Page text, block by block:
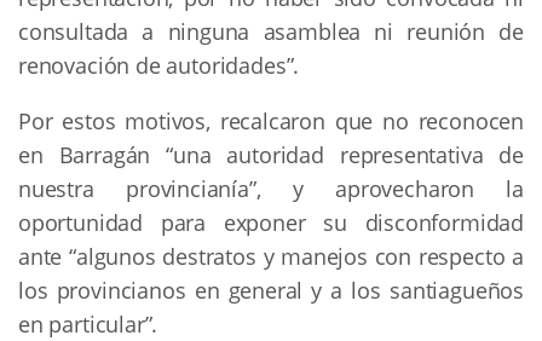
consultada a ninguna asamblea ni reunión de
renovación de autoridades”.
Por estos motivos, recalcaron que no reconocen
en Barragán “una autoridad representativa de
nuestra provincianía”, y aprovecharon la
oportunidad para exponer su disconformidad
ante “algunos destratos y manejos con respecto a
los provincianos en general y a los santiagueños
en particular”.